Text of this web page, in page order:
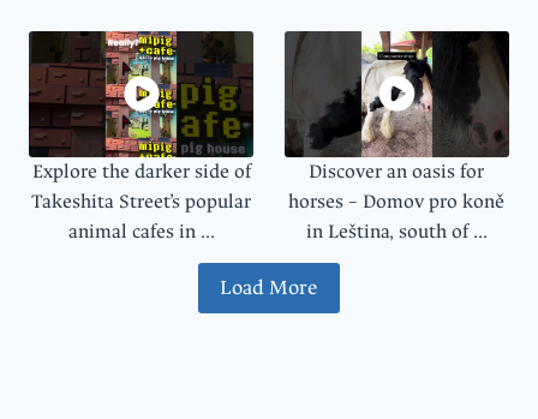
Explore the darker side of
Takeshita Street’s popular
animal cafes in ...
Discover an oasis for
horses – Domov pro koně
in Leština, south of ...
Load More